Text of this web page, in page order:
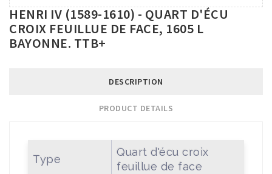
HENRI IV (1589-1610) - QUART D'ÉCU
CROIX FEUILLUE DE FACE, 1605 L
BAYONNE. TTB+
DESCRIPTION
PRODUCT DETAILS
Type
Quart d'écu croix
feuillue de face